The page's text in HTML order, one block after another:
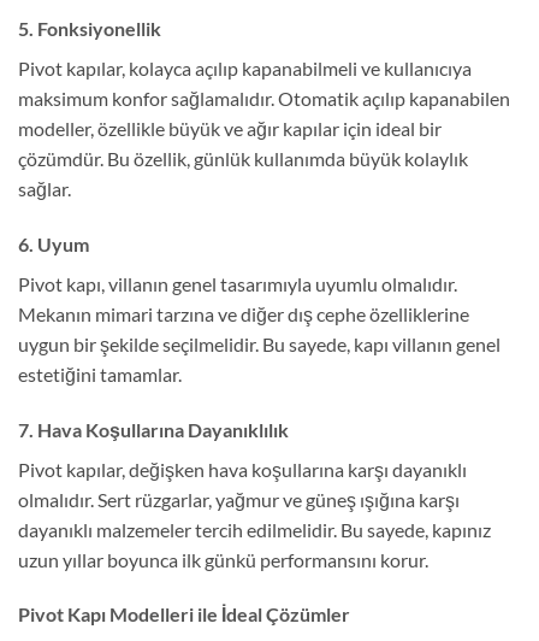
5. Fonksiyonellik
Pivot kapılar, kolayca açılıp kapanabilmeli ve kullanıcıya
maksimum konfor sağlamalıdır. Otomatik açılıp kapanabilen
modeller, özellikle büyük ve ağır kapılar için ideal bir
çözümdür. Bu özellik, günlük kullanımda büyük kolaylık
sağlar.
6. Uyum
Pivot kapı, villanın genel tasarımıyla uyumlu olmalıdır.
Mekanın mimari tarzına ve diğer dış cephe özelliklerine
uygun bir şekilde seçilmelidir. Bu sayede, kapı villanın genel
estetiğini tamamlar.
7. Hava Koşullarına Dayanıklılık
Pivot kapılar, değişken hava koşullarına karşı dayanıklı
olmalıdır. Sert rüzgarlar, yağmur ve güneş ışığına karşı
dayanıklı malzemeler tercih edilmelidir. Bu sayede, kapınız
uzun yıllar boyunca ilk günkü performansını korur.
Pivot Kapı Modelleri ile İdeal Çözümler